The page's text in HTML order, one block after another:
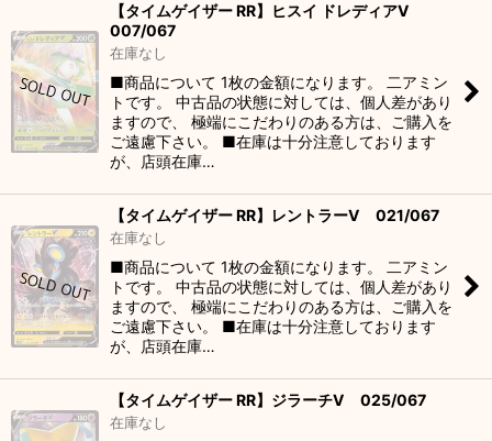
【タイムゲイザー RR】ヒスイ ドレディアV
007/067
在庫なし
■商品について 1枚の金額になります。 二アミン
トです。 中古品の状態に対しては、個人差があり
ますので、 極端にこだわりのある方は、ご購入を
ご遠慮下さい。 ■在庫は十分注意しております
が、店頭在庫…
【タイムゲイザー RR】レントラーV 021/067
在庫なし
■商品について 1枚の金額になります。 二アミン
トです。 中古品の状態に対しては、個人差があり
ますので、 極端にこだわりのある方は、ご購入を
ご遠慮下さい。 ■在庫は十分注意しております
が、店頭在庫…
【タイムゲイザー RR】ジラーチV 025/067
在庫なし